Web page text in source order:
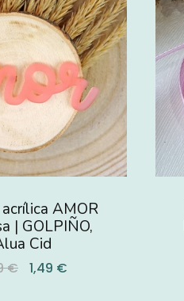
AMOR
| GOLPIÑO,
Cid
€ 1,49 €